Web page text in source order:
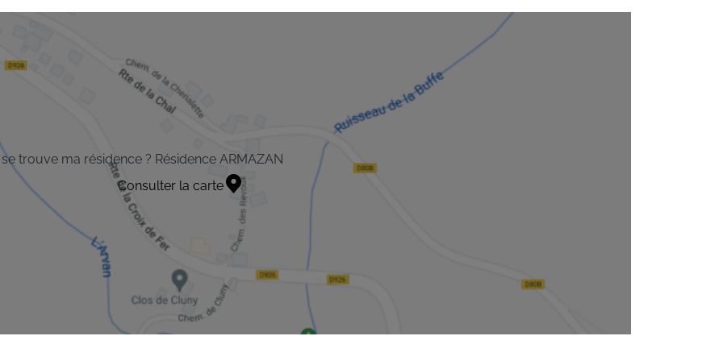
trouve ma résidence ? Résidence ARMAZAN
Consulter la carte